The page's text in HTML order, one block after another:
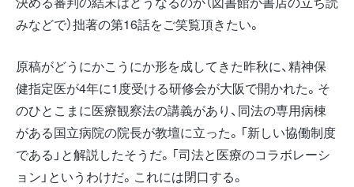
みなどで）拙著の第16話をご笑覧頂きたい。
原稿がどうにかこうにか形を成してきた昨秋に、精神保
健指定医が4年に1度受ける研修会が大阪で開かれた。そ
のひとこまに医療観察法の講義があり、同法の専用病棟
がある国立病院の院長が教壇に立った。「新しい協働制度
である」と解説したそうだ。「司法と医療のコラボレーシ
ョン」というわけだ。これには閉口する。